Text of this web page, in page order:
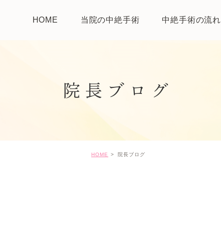
HOME 当院の中絶手術 中絶手術の流れ
院長ブログ
HOME 院長ブログ